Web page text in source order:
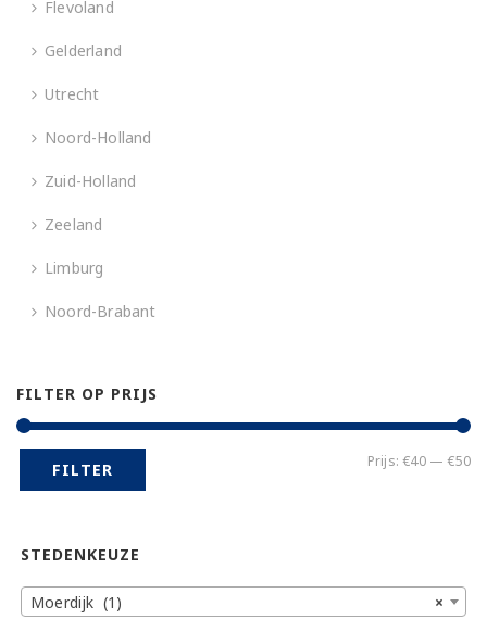
Flevoland
Gelderland
Utrecht
Noord-Holland
Zuid-Holland
Zeeland
Limburg
Noord-Brabant
FILTER OP PRIJS
FILTER Prijs:€40—€50
STEDENKEUZE
×
Moerdijk (1)